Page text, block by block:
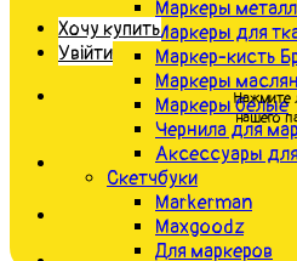
Маркеры
Маркеры для
Маркер-кисть
Маркеры
Маркеры белые
Чернила для
Аксессуары
Скетчбуки
Markerman
Maxgoodz
Для маркеров
Хочу купить
Увійти
Нажмите
нашего